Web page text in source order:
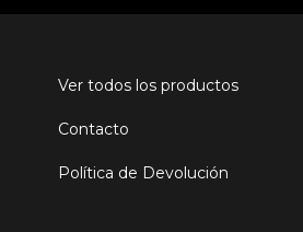
Ver todos los productos
Contacto
Política de Devolución